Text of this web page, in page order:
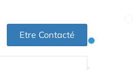
Etre Contacté